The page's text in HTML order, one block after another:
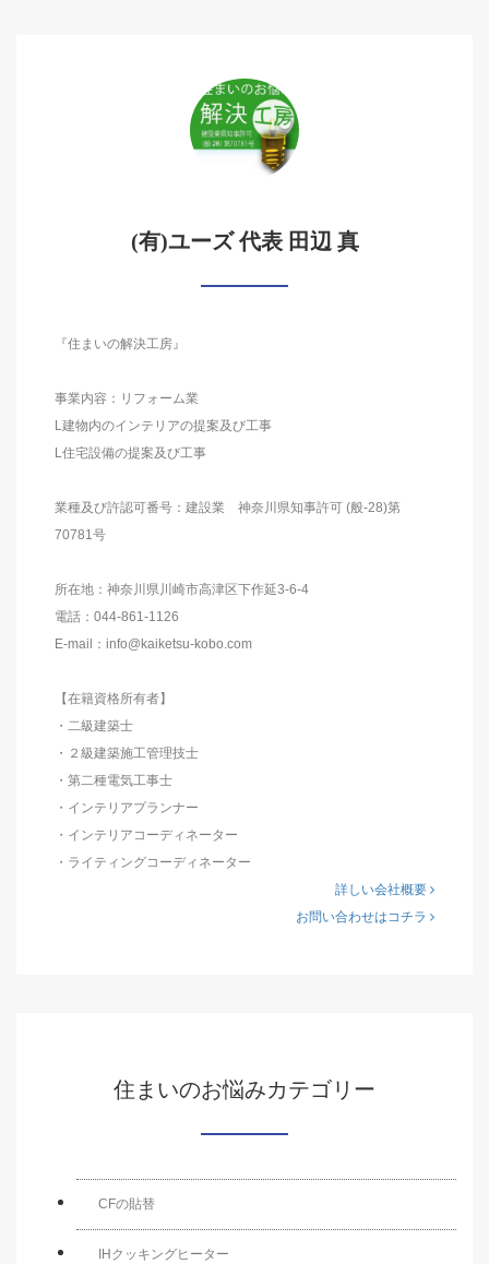
(有)ユーズ 代表 田辺 真
『住まいの解決工房』
事業内容：リフォーム業
L建物内のインテリアの提案及び工事
L住宅設備の提案及び工事
業種及び許認可番号：建設業 神奈川県知事許可 (般-28)第
70781号
所在地：神奈川県川崎市高津区下作延3-6-4
電話：044-861-1126
E-mail：info@kaiketsu-kobo.com
【在籍資格所有者】
・二級建築士
・２級建築施工管理技士
・第二種電気工事士
・インテリアプランナー
・インテリアコーディネーター
・ライティングコーディネーター
詳しい会社概要
お問い合わせはコチラ
住まいのお悩みカテゴリー
CFの貼替
IHクッキングヒーター